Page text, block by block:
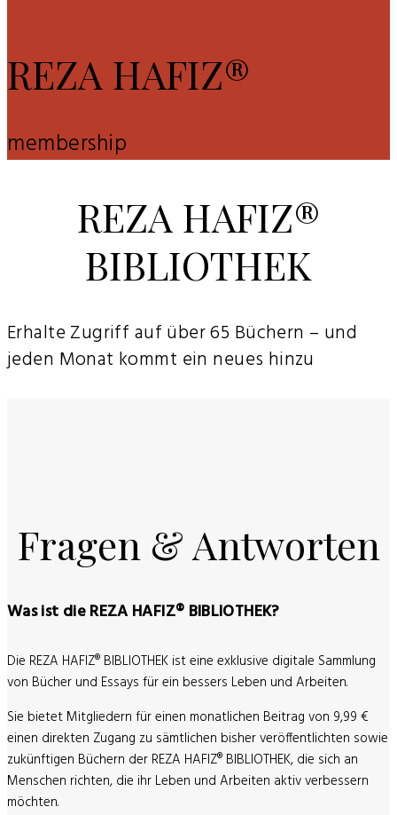
REZA HAFIZ®
membership
REZA HAFIZ®
BIBLIOTHEK
Erhalte Zugriff auf über 65 Büchern – und
jeden Monat kommt ein neues hinzu
Fragen & Antworten
Was ist die REZA HAFIZ® BIBLIOTHEK?
Die REZA HAFIZ® BIBLIOTHEK ist eine exklusive digitale Sammlung
von Bücher und Essays für ein bessers Leben und Arbeiten.
Sie bietet Mitgliedern für einen monatlichen Beitrag von 9,99 €
einen direkten Zugang zu sämtlichen bisher veröffentlichten sowie
zukünftigen Büchern der REZA HAFIZ® BIBLIOTHEK, die sich an
Menschen richten, die ihr Leben und Arbeiten aktiv verbessern
möchten.